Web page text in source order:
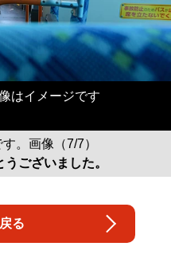
はイメージです
。画像（7/7）
ございました。
る